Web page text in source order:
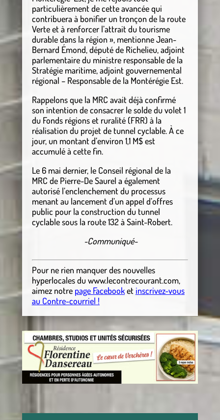
particulièrement de cette avancée qui
contribuera à bonifier un tronçon de la route
Verte et à renforcer l’attrait du tourisme
durable dans la région », mentionne Jean-
Bernard Émond, député de Richelieu, adjoint
parlementaire du ministre responsable de la
Stratégie maritime, adjoint gouvernemental
régional – Responsable de la Montérégie Est.
Rappelons que la MRC avait déjà confirmé
son intention de consacrer le solde du volet 1
du Fonds régions et ruralité (FRR) à la
réalisation du projet de tunnel cyclable. À ce
jour, un montant d’environ 1,1 M$ est
accumulé à cette fin.
Le 6 mai dernier, le Conseil régional de la
MRC de Pierre-De Saurel a également
autorisé l’enclenchement du processus
menant au lancement d’un appel d’offres
public pour la construction du tunnel
cyclable sous la route 132 à Saint-Robert.
-Communiqué-
Pour ne rien manquer des nouvelles
hyperlocalesdu www.lecontrecourant.com,
aimez notre page Facebooket inscrivez-vous
au Contre-courriel !